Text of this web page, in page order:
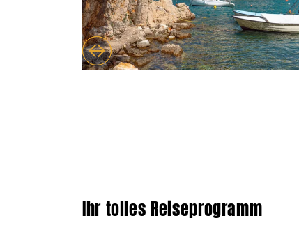
Ihr tolles Reiseprogramm